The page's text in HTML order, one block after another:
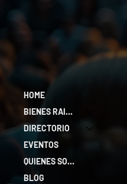
HOME
BIENES RAICES
DIRECTORIO
EVENTOS
QUIENES SOMOS
BLOG